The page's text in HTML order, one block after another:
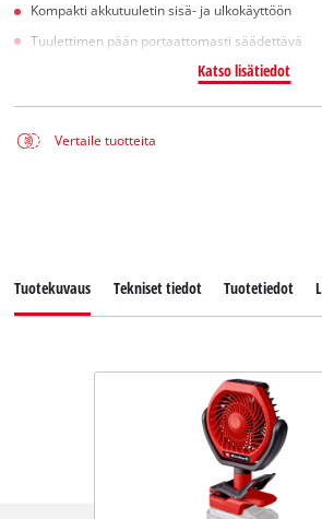
Kompakti akkutuuletin sisä- ja ulkokäyttöön
Tuulettimen pään portaattomasti säädettävä
Katso lisätiedot
Vertaile tuotteita
Tuotekuvaus Tekniset tiedot Tuotetiedot